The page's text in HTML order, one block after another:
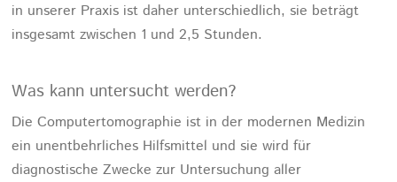
in unserer Praxis ist daher unterschiedlich, sie beträgt
insgesamt zwischen 1 und 2,5 Stunden.
Was kann untersucht werden?
Die Computertomographie ist in der modernen Medizin
ein unentbehrliches Hilfsmittel und sie wird für
diagnostische Zwecke zur Untersuchung aller